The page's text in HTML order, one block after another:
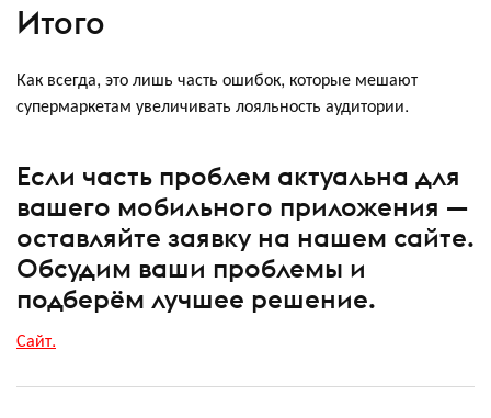
Итого
Как всегда, это лишь часть ошибок, которые мешают
супермаркетам увеличивать лояльность аудитории.
Если часть проблем актуальна для
вашего мобильного приложения —
оставляйте заявку на нашем сайте.
Обсудим ваши проблемы и
подберём лучшее решение.
Сайт.